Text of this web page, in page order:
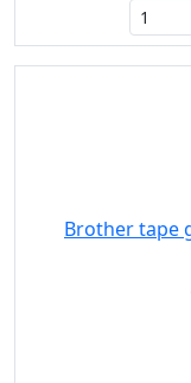
Brother tape